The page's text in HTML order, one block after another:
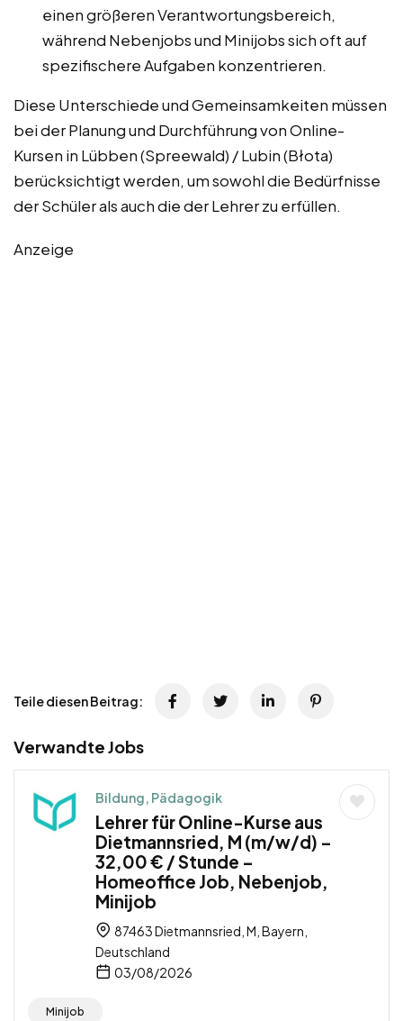
einen größeren Verantwortungsbereich,
während Nebenjobs und Minijobs sich oft auf
spezifischere Aufgaben konzentrieren.
Diese Unterschiede und Gemeinsamkeiten müssen
bei der Planung und Durchführung von Online-
Kursen in Lübben (Spreewald) / Lubin (Błota)
berücksichtigt werden, um sowohl die Bedürfnisse
der Schüler als auch die der Lehrer zu erfüllen.
Anzeige
Teile diesen Beitrag:
Verwandte Jobs
Bildung, Pädagogik
Lehrer für Online-Kurse aus
Dietmannsried, M (m/w/d) –
32,00 € / Stunde –
Homeoffice Job, Nebenjob,
Minijob
87463 Dietmannsried, M, Bayern,
Deutschland
03/08/2026
Minijob